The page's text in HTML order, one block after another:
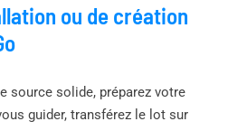
ou de création
source solide, préparez votre
guider, transférez le lot sur